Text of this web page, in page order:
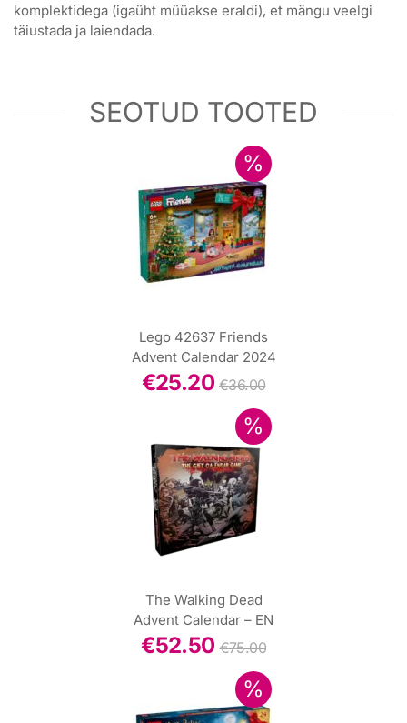
komplektidega (igaüht müüakse eraldi), et mängu veelgi
täiustada ja laiendada.
SEOTUD TOOTED
Lego 42637 Friends
Advent Calendar 2024
€25.20 €36.00
The Walking Dead
Advent Calendar – EN
€52.50 €75.00